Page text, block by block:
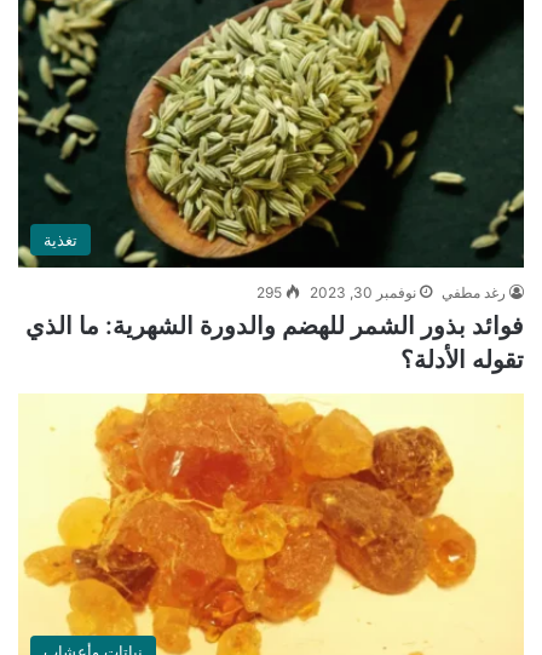
تغذية
رغد مطفي نوفمبر 30, 2023 295
فوائد بذور الشمر للهضم والدورة الشهرية: ما الذي
تقوله الأدلة؟
نباتات وأعشاب